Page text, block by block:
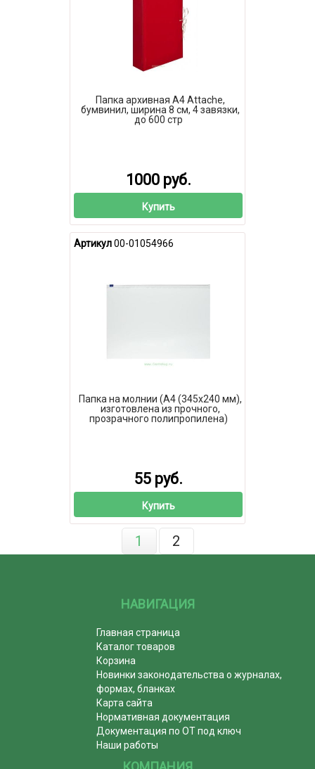
Папка архивная А4 Attache,
бумвинил, ширина 8 см, 4 завязки,
до 600 стр
1000 руб.
Купить
Артикул00-01054966
Папка на молнии (А4 (345x240 мм),
изготовлена из прочного,
прозрачного полипропилена)
55 руб.
Купить
1 2
НАВИГАЦИЯ
Главная страница
Каталог товаров
Корзина
Новинки законодательства о журналах,
формах, бланках
Карта сайта
Нормативная документация
Документация по ОТ под ключ
Наши работы